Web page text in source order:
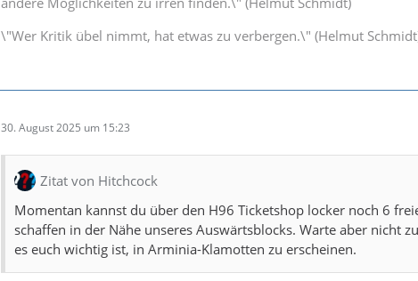
\"Wer Kritik übel nimmt, hat etwas zu verbergen.\" (Helmut
30. August 2025 um 15:23
Zitat von Hitchcock
Momentan kannst du über den H96 Ticketshop locker noch 6
schaffen in der Nähe unseres Auswärtsblocks. Warte aber nicht
es euch wichtig ist, in Arminia-Klamotten zu erscheinen.